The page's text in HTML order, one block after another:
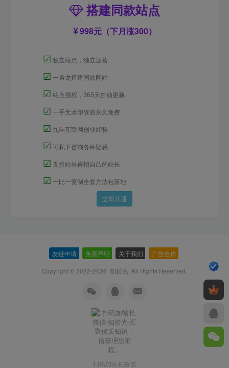
搭建同款站点
998元（下月涨300）
☑ 独立站点，独立运营
☑ 一条龙搭建同款网站
☑ 站点授权，365天自动更新
☑ 一手无水印资源永久免费
☑ 九年互联网创业经验
☑ 可私下咨询各种疑惑
☑ 支持站长再招自己的站长
☑ 一比一复制全套方法包落地
立即开通
友链申请 免责声明 关于我们 广告合作
Copyright © 2022-2026 知拾光 All Rights Reserved.
扫码加站长微信